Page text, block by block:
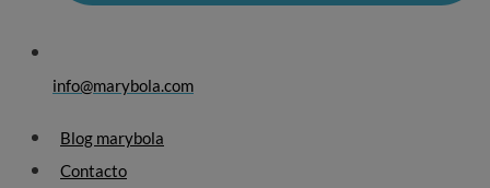
info@marybola.com
Blog marybola
Contacto